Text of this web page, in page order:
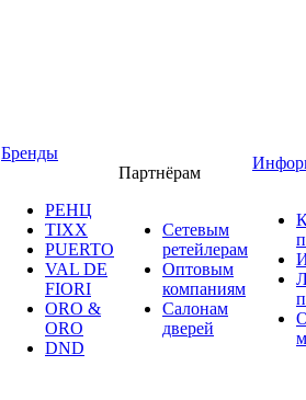
Бренды
РЕНЦ
TIXX
PUERTO
VAL DE
FIORI
ORO &
ORO
DND
Партнёрам
Сетевым
ретейлерам
Оптовым
компаниям
Салонам
дверей